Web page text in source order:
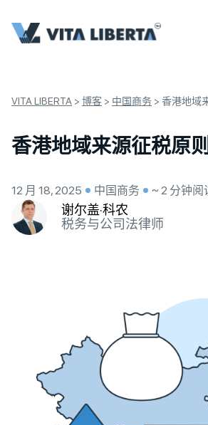
VITA LIBERTA > 博客 > 中国商务 > 香港地域
香港地域来源征税原
12 月 18, 2025 中国商务 ~ 2 分钟阅
谢尔盖·科农
税务与公司法律师